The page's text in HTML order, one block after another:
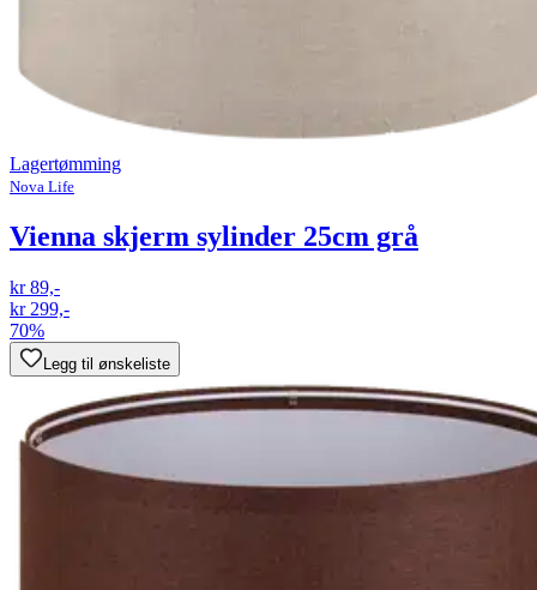
Lagertømming
Nova Life
Vienna skjerm sylinder 25cm grå
kr 89,-
kr 299,-
70%
Legg til ønskeliste